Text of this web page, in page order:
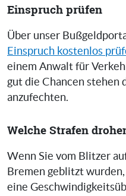
Einspruch prüfen
Über unser
Einspruch kostenlos
einem Anwalt für
gut die Chancen stehen
anzufechten.
Welche Strafen
Wenn Sie vom Blitzer
Bremen geblitzt
eine